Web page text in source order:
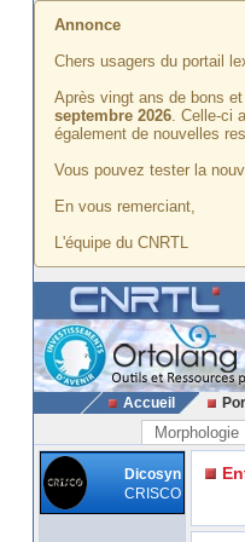
Annonce
Chers usagers du portail
Après vingt ans de bons
septembre 2026. Celle-ci
également de nouvelles
Vous pouvez tester la
En vous remerciant,
L'équipe du CNRTL
Accueil
Morphologie
Dicosyn
CRISCO